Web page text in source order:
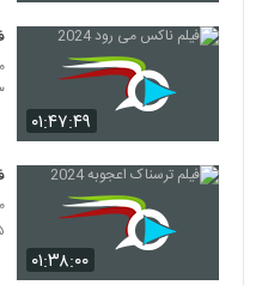
۰۱:۴۷:۴۹
۰۱:۳۸:۰۰